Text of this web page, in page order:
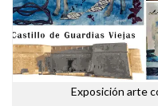
Exposición arte